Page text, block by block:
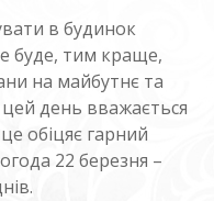
в будинок
буде, тим краще,
на майбутнє та
день вважається
обіцяє гарний
22 березня –